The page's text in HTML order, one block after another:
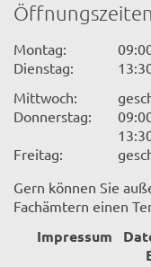
Öffnungszeiten
Montag:
Dienstag:
Mittwoch:
Donnerstag:
Freitag:
Gern können Sie
Fachämtern einen
Impressum